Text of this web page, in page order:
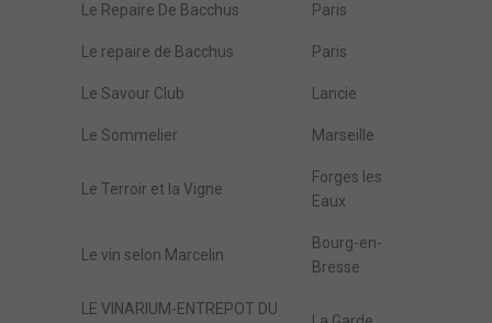
Le Repaire De Bacchus Paris
Le repaire de Bacchus Paris
Le Savour Club Lancie
Le Sommelier Marseille
Le Terroir et la Vigne
Forges les
Eaux
Le vin selon Marcelin
Bourg-en-
Bresse
LE VINARIUM-ENTREPOT DU